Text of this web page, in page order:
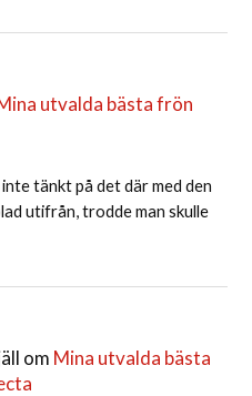
utvalda bästa frön
tänkt på det där med den
utifrån, trodde man skulle
om Mina utvalda bästa